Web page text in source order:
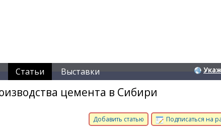
Статьи Выставки
цемента в Сибири
Добавить статью Подписаться на